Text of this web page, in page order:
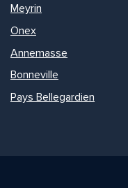
Meyrin
Onex
Annemasse
Bonneville
Pays Bellegardien